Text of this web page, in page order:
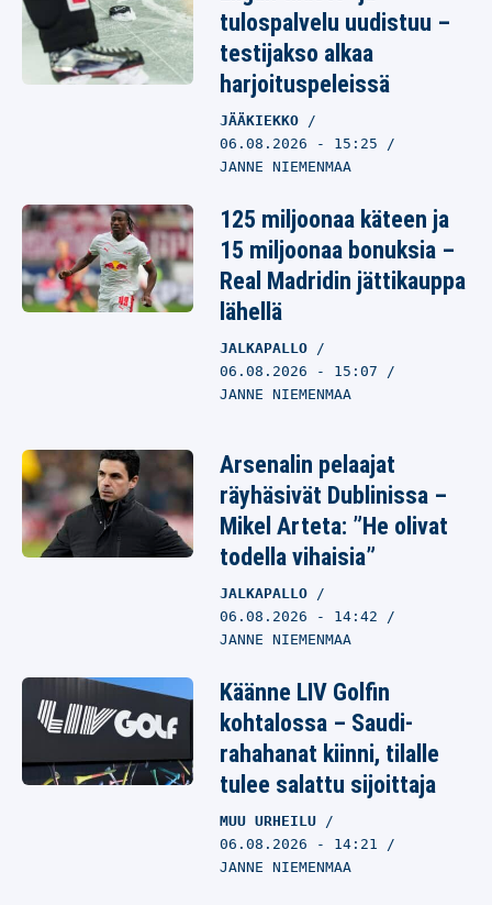
tulospalvelu uudistuu –
testijakso alkaa
harjoituspeleissä
JÄÄKIEKKO
06.08.2026 - 15:25
JANNE NIEMENMAA
125 miljoonaa käteen ja
15 miljoonaa bonuksia –
Real Madridin jättikauppa
lähellä
JALKAPALLO
06.08.2026 - 15:07
JANNE NIEMENMAA
Arsenalin pelaajat
räyhäsivät Dublinissa –
Mikel Arteta: ”He olivat
todella vihaisia”
JALKAPALLO
06.08.2026 - 14:42
JANNE NIEMENMAA
Käänne LIV Golfin
kohtalossa – Saudi-
rahahanat kiinni, tilalle
tulee salattu sijoittaja
MUU URHEILU
06.08.2026 - 14:21
JANNE NIEMENMAA